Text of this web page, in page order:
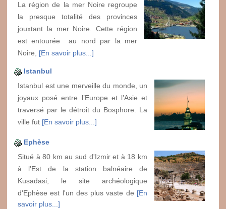
La région de la mer Noire regroupe
la presque totalité des provinces
jouxtant la mer Noire. Cette région
est entourée au nord par la mer
Noire, [En savoir plus...]
Istanbul
Istanbul est une merveille du monde, un
joyaux posé entre l’Europe et l’Asie et
traversé par le détroit du Bosphore. La
ville fut [En savoir plus...]
Ephèse
Situé à 80 km au sud d'Izmir et à 18 km
à l'Est de la station balnéaire de
Kusadasi, le site archéologique
d'Ephèse est l'un des plus vaste de [En
savoir plus...]